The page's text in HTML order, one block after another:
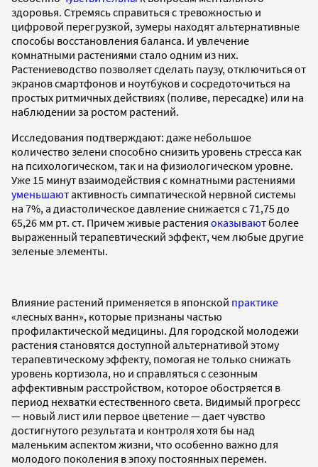
здоровья. Стремясь справиться с тревожностью и
цифровой перегрузкой, зумеры находят альтернативные
способы восстановления баланса. И увлечение
комнатными растениями стало одним из них.
Растениеводство позволяет сделать паузу, отключиться от
экранов смартфонов и ноутбуков и сосредоточиться на
простых ритмичных действиях (поливе, пересадке) или на
наблюдении за ростом растений.
Исследования подтверждают: даже небольшое
количество зелени способно снизить уровень стресса как
на психологическом, так и на физиологическом уровне.
Уже 15 минут взаимодействия с комнатными растениями
уменьшаютактивность симпатической нервной системы
на 7%, а диастолическое давление снижается с 71,75 до
65,26 мм рт. ст. Причем живые растения оказываютболее
выраженный терапевтический эффект, чем любые другие
зеленые элементы.
Влияние растений применяется в японской практике
«лесных ванн», которые признаны частью
профилактической медицины. Для городской молодежи
растения становятся доступной альтернативой этому
терапевтическому эффекту, помогая не только снижать
уровень кортизола, но и справляться с сезонным
аффективным расстройством, которое обостряется в
период нехватки естественного света. Видимый прогресс
— новый лист или первое цветение — дает чувство
достигнутого результата и контроля хотя бы над
маленьким аспектом жизни, что особенно важно для
молодого поколения в эпоху постоянных перемен.